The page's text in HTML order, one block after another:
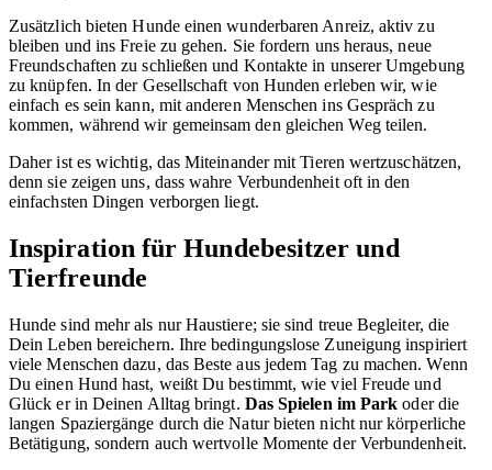
Zusätzlich bieten Hunde einen wunderbaren Anreiz, aktiv zu
bleiben und ins Freie zu gehen. Sie fordern uns heraus, neue
Freundschaften zu schließen und Kontakte in unserer Umgebung
zu knüpfen. In der Gesellschaft von Hunden erleben wir, wie
einfach es sein kann, mit anderen Menschen ins Gespräch zu
kommen, während wir gemeinsam den gleichen Weg teilen.
Daher ist es wichtig, das Miteinander mit Tieren wertzuschätzen,
denn sie zeigen uns, dass wahre Verbundenheit oft in den
einfachsten Dingen verborgen liegt.
Inspiration für Hundebesitzer und
Tierfreunde
Hunde sind mehr als nur Haustiere; sie sind treue Begleiter, die
Dein Leben bereichern. Ihre bedingungslose Zuneigung inspiriert
viele Menschen dazu, das Beste aus jedem Tag zu machen. Wenn
Du einen Hund hast, weißt Du bestimmt, wie viel Freude und
Glück er in Deinen Alltag bringt. Das Spielen im Park oder die
langen Spaziergänge durch die Natur bieten nicht nur körperliche
Betätigung, sondern auch wertvolle Momente der Verbundenheit.